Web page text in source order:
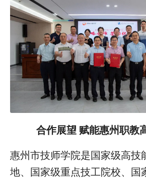
合作展望 赋能惠州职教
惠州市技师学院是国家级高技
地、国家级重点技工院校、国